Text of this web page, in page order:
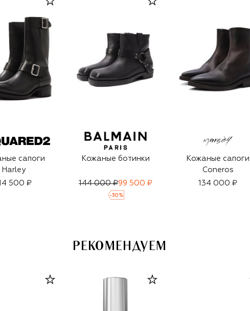
сапоги
Harley
500 ₽
Кожаные ботинки
144 000 ₽99 500 ₽
-30 %
Кожаные сапоги
Coneros
134 000 ₽
РЕКОМЕНДУЕМ